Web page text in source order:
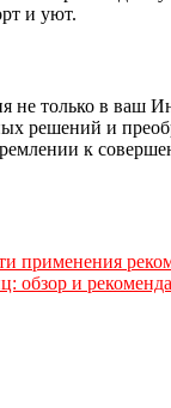
и уют.
только в ваш
решений и
к
применения
обзор и